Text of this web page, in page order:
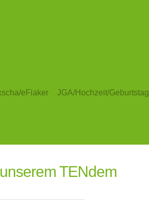
eFiaker JGA/Hochzeit/Geburtstag
TENdem